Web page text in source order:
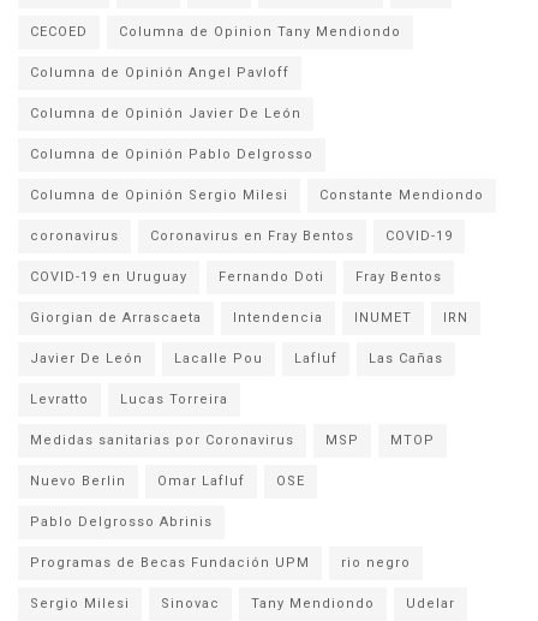
CECOED Columna de Opinion Tany Mendiondo
Columna de Opinión Angel Pavloff
Columna de Opinión Javier De León
Columna de Opinión Pablo Delgrosso
Columna de Opinión Sergio Milesi Constante Mendiondo
coronavirus Coronavirus en Fray Bentos COVID-19
COVID-19 en Uruguay Fernando Doti Fray Bentos
Giorgian de Arrascaeta Intendencia INUMET IRN
Javier De León Lacalle Pou Lafluf Las Cañas
Levratto Lucas Torreira
Medidas sanitarias por Coronavirus MSP MTOP
Nuevo Berlin Omar Lafluf OSE
Pablo Delgrosso Abrinis
Programas de Becas Fundación UPM rio negro
Sergio Milesi Sinovac Tany Mendiondo Udelar